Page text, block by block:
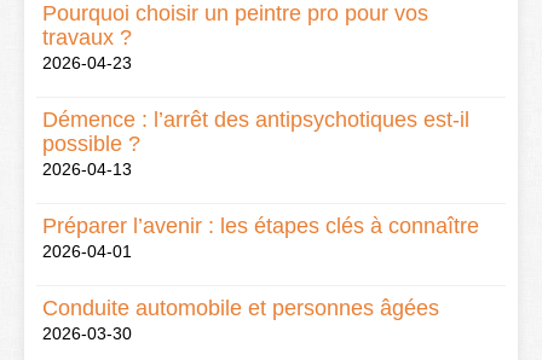
Pourquoi choisir un peintre pro pour vos
travaux ?
2026-04-23
Démence : l’arrêt des antipsychotiques est-il
possible ?
2026-04-13
Préparer l’avenir : les étapes clés à connaître
2026-04-01
Conduite automobile et personnes âgées
2026-03-30